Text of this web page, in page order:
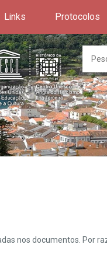
Links Protocolos
nos documentos. Por